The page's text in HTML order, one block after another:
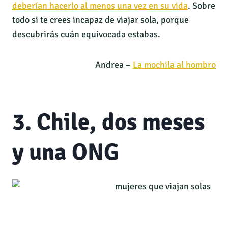
deberían hacerlo al menos una vez en su vida. Sobre
todo si te crees incapaz de viajar sola, porque
descubrirás cuán equivocada estabas.
Andrea – La mochila al hombro
3. Chile, dos meses
y una ONG